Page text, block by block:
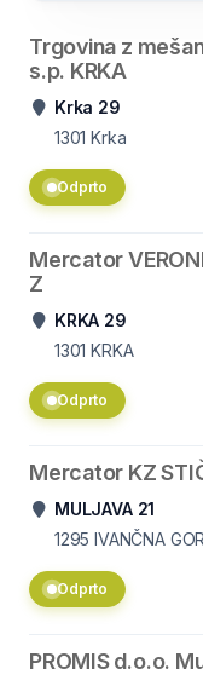
Trgovina z
s.p. KRKA
Krka 29
1301 Krka
Odprto
Mercator
Z
KRKA 29
1301 KRKA
Odprto
Mercator KZ
MULJAVA 21
1295 IVANČNA
Odprto
PROMIS d.o.o.